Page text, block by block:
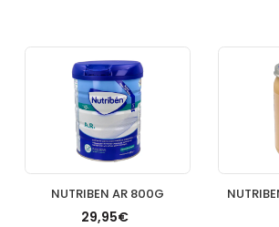
Añadir
NUTRIBEN AR 800G
29,95€